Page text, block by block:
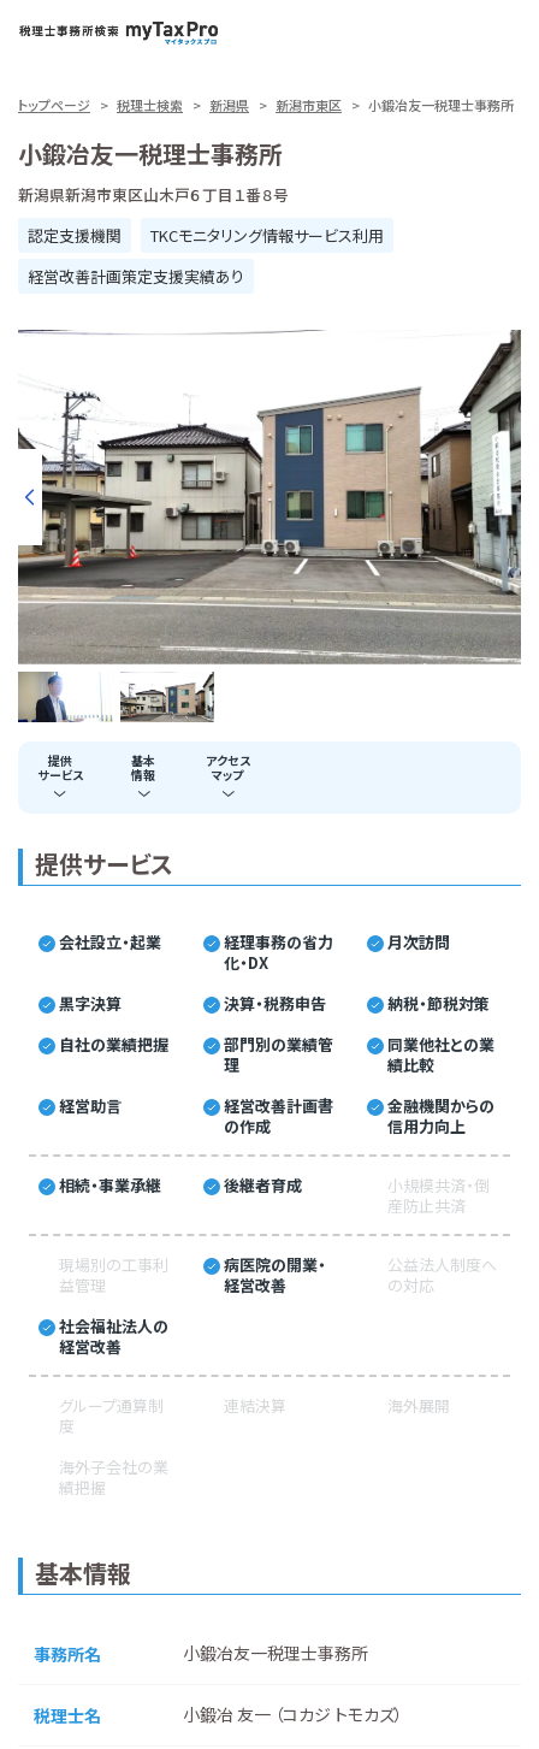
トップページ 税理士検索 新潟県 新潟市東区 小鍛冶友一税理士事務所
小鍛冶友一税理士事務所
新潟県新潟市東区山木戸６丁目１番８号
認定支援機関
TKCモニタリング情報サービス利用
経営改善計画策定支援実績あり
提供
サービス
基本
情報
アクセス
マップ
提供サービス
会社設立・起業
経理事務の省力
化・DX
月次訪問
黒字決算 決算・税務申告
納税・節税対策
自社の業績把握
部門別の業績管
理
同業他社との業
績比較
経営助言
経営改善計画書
の作成
金融機関からの
信用力向上
相続・事業承継 後継者育成
小規模共済・倒
産防止共済
現場別の工事利
益管理
病医院の開業・
経営改善
公益法人制度へ
の対応
社会福祉法人の
経営改善
グループ通算制
度
連結決算 海外展開
海外子会社の業
績把握
基本情報
事務所名 小鍛冶友一税理士事務所
税理士名 小鍛冶 友一 （コカジ トモカズ）